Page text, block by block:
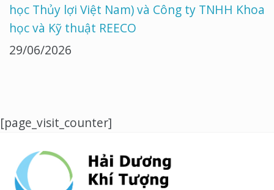
học Thủy lợi Việt Nam) và Công ty TNHH Khoa
học và Kỹ thuật REECO
29/06/2026
[page_visit_counter]